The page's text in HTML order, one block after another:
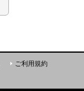
ご利用規約